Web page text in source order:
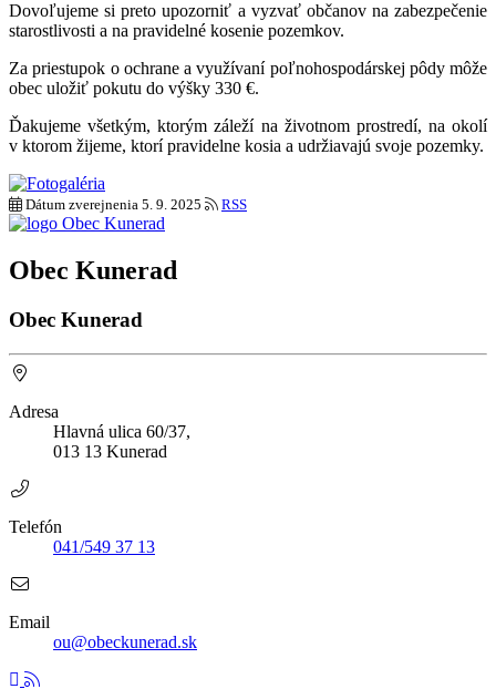
Dovoľujeme si preto upozorniť a vyzvať občanov na zabezpečenie
starostlivosti a na pravidelné kosenie pozemkov.
Za priestupok o ochrane a využívaní poľnohospodárskej pôdy môže
obec uložiť pokutu do výšky 330 €.
Ďakujeme všetkým, ktorým záleží na životnom prostredí, na okolí
v ktorom žijeme, ktorí pravidelne kosia a udržiavajú svoje pozemky.
Dátum zverejnenia 5. 9. 2025 RSS
Obec Kunerad
Obec Kunerad
Adresa
Hlavná ulica 60/37,
013 13 Kunerad
Telefón
041/549 37 13
Email
ou@obeckunerad.sk